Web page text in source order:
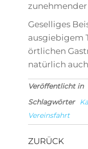
zunehmender
Geselliges
ausgiebigem
örtlichen
natürlich
Veröffentlicht in
Schlagwörter
Vereinsfahrt
ZURÜCK